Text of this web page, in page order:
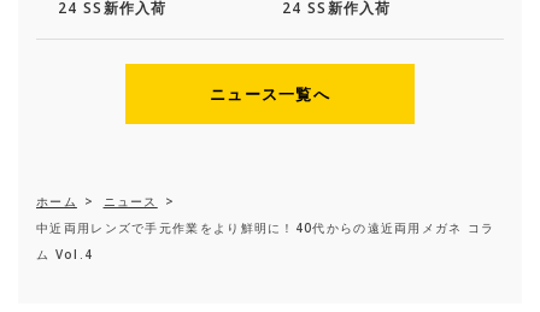
24 SS新作入荷
24 SS新作入荷
ニュース一覧へ
ホーム > ニュース
>
中近両用レンズで手元作業をより鮮明に！40代からの遠近両用メガネ コラ
ム Vol.4